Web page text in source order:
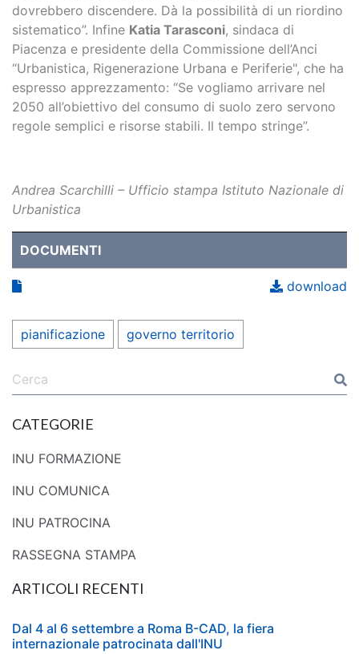
dovrebbero discendere. Dà la possibilità di un riordino
sistematico”. Infine Katia Tarasconi, sindaca di
Piacenza e presidente della Commissione dell’Anci
“Urbanistica, Rigenerazione Urbana e Periferie", che ha
espresso apprezzamento: “Se vogliamo arrivare nel
2050 all’obiettivo del consumo di suolo zero servono
regole semplici e risorse stabili. Il tempo stringe”.
Andrea Scarchilli – Ufficio stampa Istituto Nazionale di
Urbanistica
DOCUMENTI
download
pianificazione governo territorio
CATEGORIE
INU FORMAZIONE
INU COMUNICA
INU PATROCINA
RASSEGNA STAMPA
ARTICOLI RECENTI
Dal 4 al 6 settembre a Roma B-CAD, la fiera
internazionale patrocinata dall'INU